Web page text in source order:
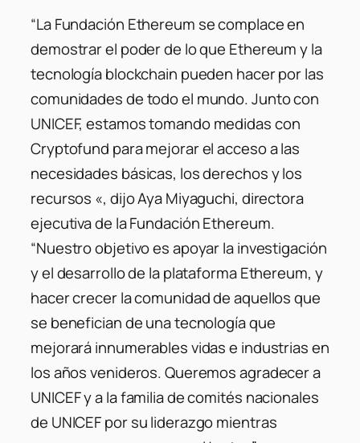
“La Fundación Ethereum se complace en
demostrar el poder de lo que Ethereum y la
tecnología blockchain pueden hacer por las
comunidades de todo el mundo. Junto con
UNICEF, estamos tomando medidas con
Cryptofund para mejorar el acceso a las
necesidades básicas, los derechos y los
recursos «, dijo Aya Miyaguchi, directora
ejecutiva de la Fundación Ethereum.
“Nuestro objetivo es apoyar la investigación
y el desarrollo de la plataforma Ethereum, y
hacer crecer la comunidad de aquellos que
se benefician de una tecnología que
mejorará innumerables vidas e industrias en
los años venideros. Queremos agradecer a
UNICEF y a la familia de comités nacionales
de UNICEF por su liderazgo mientras